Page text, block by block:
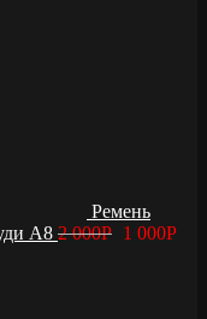
Ремень
А8 2 000Р 1 000Р